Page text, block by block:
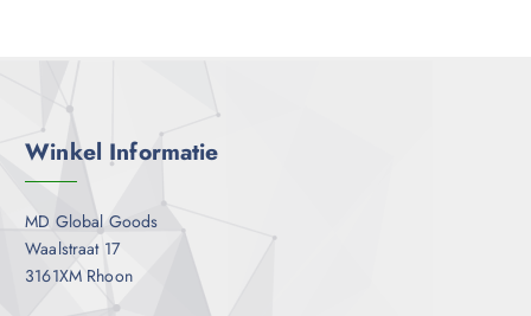
Winkel Informatie
MD Global Goods
Waalstraat 17
3161XM Rhoon